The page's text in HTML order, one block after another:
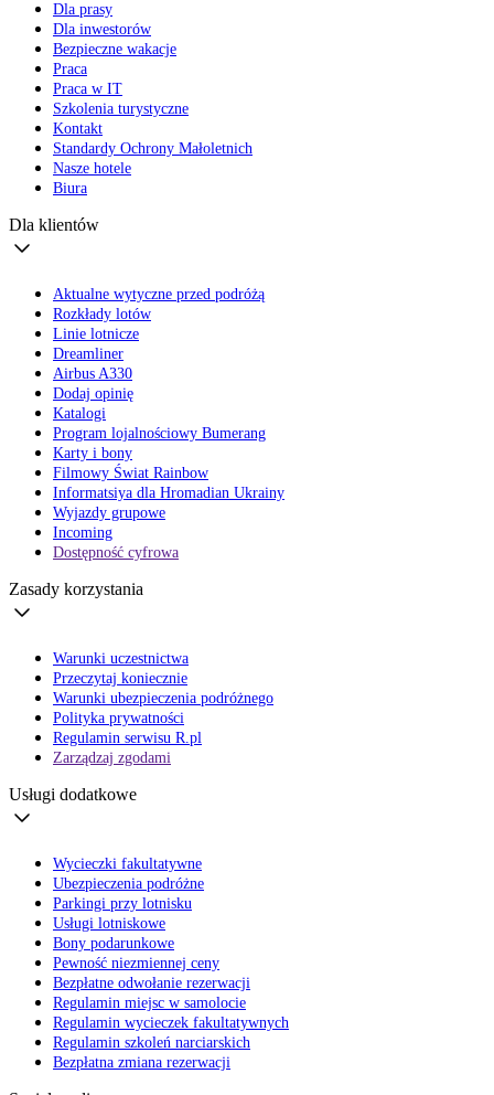
Dla prasy
Dla inwestorów
Bezpieczne wakacje
Praca
Praca w IT
Szkolenia turystyczne
Kontakt
Standardy Ochrony Małoletnich
Nasze hotele
Biura
Dla klientów
Aktualne wytyczne przed podróżą
Rozkłady lotów
Linie lotnicze
Dreamliner
Airbus A330
Dodaj opinię
Katalogi
Program lojalnościowy Bumerang
Karty i bony
Filmowy Świat Rainbow
Informatsiya dla Hromadian Ukrainy
Wyjazdy grupowe
Incoming
Dostępność cyfrowa
Zasady korzystania
Warunki uczestnictwa
Przeczytaj koniecznie
Warunki ubezpieczenia podróżnego
Polityka prywatności
Regulamin serwisu R.pl
Zarządzaj zgodami
Usługi dodatkowe
Wycieczki fakultatywne
Ubezpieczenia podróżne
Parkingi przy lotnisku
Usługi lotniskowe
Bony podarunkowe
Pewność niezmiennej ceny
Bezpłatne odwołanie rezerwacji
Regulamin miejsc w samolocie
Regulamin wycieczek fakultatywnych
Regulamin szkoleń narciarskich
Bezpłatna zmiana rezerwacji